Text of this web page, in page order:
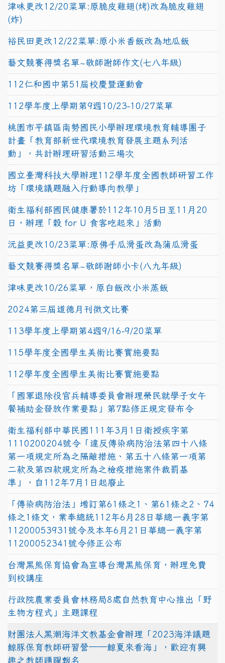
津味更改12/20菜單:原脆皮雞翅(烤)改為脆皮雞翅
(炸)
裕民田更改12/22菜單:原小米香飯改為地瓜飯
藝文競賽得獎名單~敬師謝師作文(七八年級)
112仁和國中第51屆校慶暨運動會
112學年度上學期第9週10/23-10/27菜單
桃園市平鎮區南勢國民小學辦理環境教育輔導團子
計畫「教育部新世代環境教育發展主題系列活
動」，共計辦理研習活動三場次
國立臺灣科技大學辦理112學年度全國教師研習工作
坊「環境議題融入行動導向教學」
衛生福利部國民健康署於112年10月5日至11月20
日，辦理「穀 for U 食客吃起來」活動
沅益更改10/23菜單:原佛手瓜滑蛋改為蒲瓜滑蛋
藝文競賽得獎名單~敬師謝師小卡(八九年級)
津味更改10/26菜單，原白飯改小米蒸飯
2024第三屆道德月刊徵文比賽
113學年度上學期第4週9/16-9/20菜單
115學年度全國學生美術比賽實施要點
112學年度全國學生美術比賽實施要點
「國軍退除役官兵輔導委員會辦理榮民就學子女午
餐補助金發放作業要點」第7點修正規定發布令
衛生福利部中華民國111年3月1日衛授疾字第
1110200204號令「違反傳染病防治法第四十八條
第一項規定所為之隔離措施、第五十八條第一項第
二款及第四款規定所為之檢疫措施案件裁罰基
準」，自112年7月1日起廢止
「傳染病防治法」增訂第61條之1、第61條之2、74
條之1條文，業奉總統112年6月28日華總一義字第
11200053931號令及本年6月21日華總一義字第
11200052341號令修正公布
台灣黑熊保育協會為宣導台灣黑熊保育，辦理免費
到校講座
行政院農業委員會林務局8處自然教育中心推出「野
生物方程式」主題課程
財團法人黑潮海洋文教基金會辦理「2023海洋議題
鯨豚保育教師研習營──鯨夏來看海」，歡迎有興
趣之教師踴躍報名